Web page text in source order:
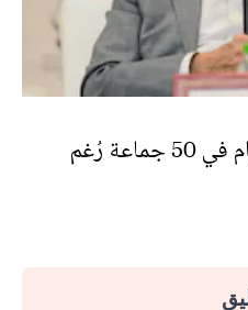
العثماني: "كُنا ننسق مع البام في 50 جماعة رُغم